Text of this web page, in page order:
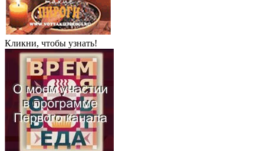
Кликни, чтобы узнать!